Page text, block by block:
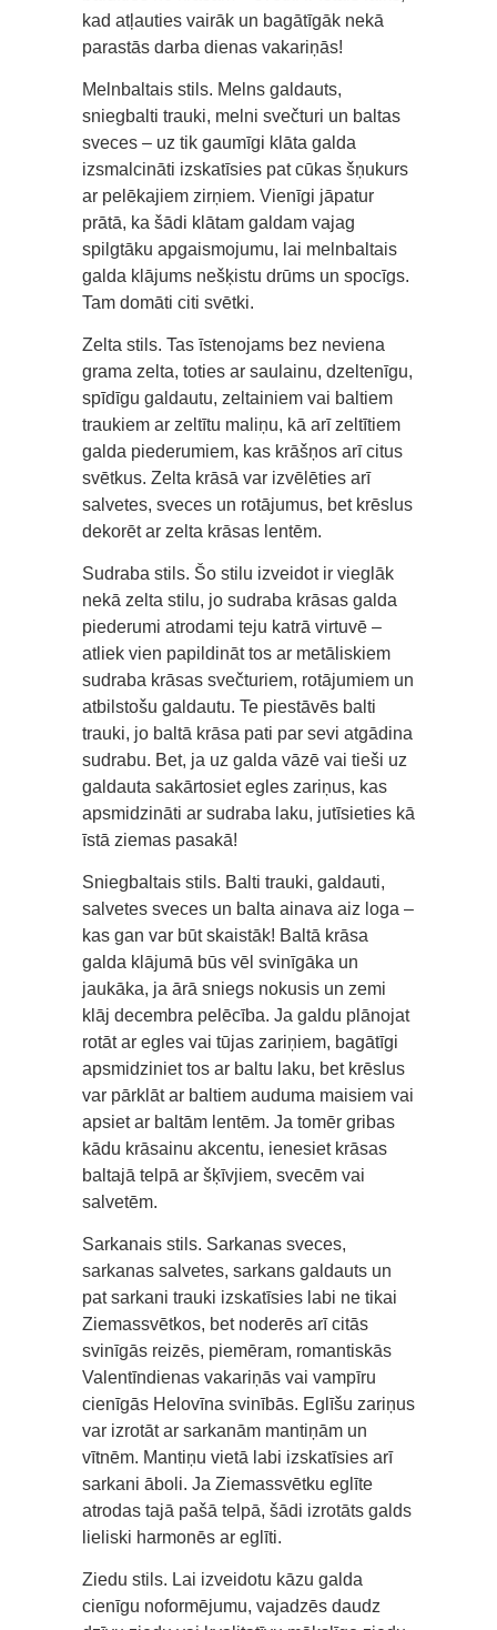
kad atļauties vairāk un bagātīgāk nekā
parastās darba dienas vakariņās!
Melnbaltais stils. Melns galdauts,
sniegbalti trauki, melni svečturi un baltas
sveces – uz tik gaumīgi klāta galda
izsmalcināti izskatīsies pat cūkas šņukurs
ar pelēkajiem zirņiem. Vienīgi jāpatur
prātā, ka šādi klātam galdam vajag
spilgtāku apgaismojumu, lai melnbaltais
galda klājums nešķistu drūms un spocīgs.
Tam domāti citi svētki.
Zelta stils. Tas īstenojams bez neviena
grama zelta, toties ar saulainu, dzeltenīgu,
spīdīgu galdautu, zeltainiem vai baltiem
traukiem ar zeltītu maliņu, kā arī zeltītiem
galda piederumiem, kas krāšņos arī citus
svētkus. Zelta krāsā var izvēlēties arī
salvetes, sveces un rotājumus, bet krēslus
dekorēt ar zelta krāsas lentēm.
Sudraba stils. Šo stilu izveidot ir vieglāk
nekā zelta stilu, jo sudraba krāsas galda
piederumi atrodami teju katrā virtuvē –
atliek vien papildināt tos ar metāliskiem
sudraba krāsas svečturiem, rotājumiem un
atbilstošu galdautu. Te piestāvēs balti
trauki, jo baltā krāsa pati par sevi atgādina
sudrabu. Bet, ja uz galda vāzē vai tieši uz
galdauta sakārtosiet egles zariņus, kas
apsmidzināti ar sudraba laku, jutīsieties kā
īstā ziemas pasakā!
Sniegbaltais stils. Balti trauki, galdauti,
salvetes sveces un balta ainava aiz loga –
kas gan var būt skaistāk! Baltā krāsa
galda klājumā būs vēl svinīgāka un
jaukāka, ja ārā sniegs nokusis un zemi
klāj decembra pelēcība. Ja galdu plānojat
rotāt ar egles vai tūjas zariņiem, bagātīgi
apsmidziniet tos ar baltu laku, bet krēslus
var pārklāt ar baltiem auduma maisiem vai
apsiet ar baltām lentēm. Ja tomēr gribas
kādu krāsainu akcentu, ienesiet krāsas
baltajā telpā ar šķīvjiem, svecēm vai
salvetēm.
Sarkanais stils. Sarkanas sveces,
sarkanas salvetes, sarkans galdauts un
pat sarkani trauki izskatīsies labi ne tikai
Ziemassvētkos, bet noderēs arī citās
svinīgās reizēs, piemēram, romantiskās
Valentīndienas vakariņās vai vampīru
cienīgās Helovīna svinībās. Eglīšu zariņus
var izrotāt ar sarkanām mantiņām un
vītnēm. Mantiņu vietā labi izskatīsies arī
sarkani āboli. Ja Ziemassvētku eglīte
atrodas tajā pašā telpā, šādi izrotāts galds
lieliski harmonēs ar eglīti.
Ziedu stils. Lai izveidotu kāzu galda
cienīgu noformējumu, vajadzēs daudz